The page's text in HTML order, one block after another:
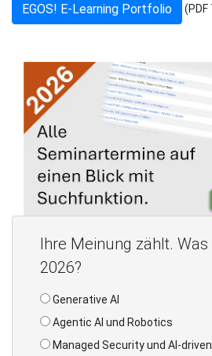
EGOS! E-Learning Portfolio (PDF
Ihre Meinung zählt.
2026?
Generative AI
Agentic AI und Robotics
Managed Security und AI-